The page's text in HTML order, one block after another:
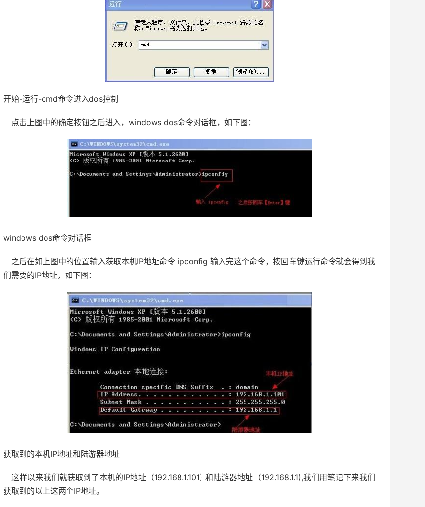
开始-运行-cmd命令进入dos控制
点击上图中的确定按钮之后进入，windows dos命令对话框，如下图：
windows dos命令对话框
之后在如上图中的位置输入获取本机IP地址命令 ipconfig 输入完这个命令，按回车键运行命令就会得到我
们需要的IP地址，如下图：
获取到的本机IP地址和陆游器地址
这样以来我们就获取到了本机的IP地址（192.168.1.101) 和陆游器地址（192.168.1.1),我们用笔记下来我们
获取到的以上这两个IP地址。